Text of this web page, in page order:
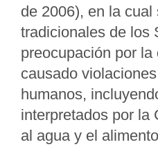
de 2006), en la
tradicionales de los
preocupación por
causado
humanos,
interpretados por la
al agua y el